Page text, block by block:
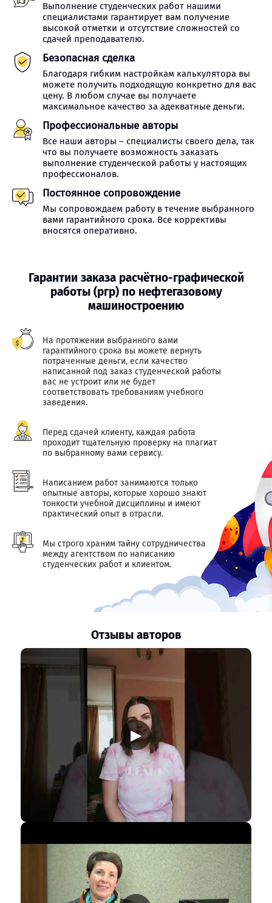
Выполнение студенческих работ нашими
специалистами гарантирует вам получение
высокой отметки и отсутствие сложностей со
сдачей преподавателю.
Безопасная сделка
Благодаря гибким настройкам калькулятора вы
можете получить подходящую конкретно для вас
цену. В любом случае вы получаете
максимальное качество за адекватные деньги.
Профессиональные авторы
Все наши авторы – специалисты своего дела, так
что вы получаете возможность заказать
выполнение студенческой работы у настоящих
профессионалов.
Постоянное сопровождение
Мы сопровождаем работу в течение выбранного
вами гарантийного срока. Все коррективы
вносятся оперативно.
Гарантии заказа расчётно-графической
работы (ргр) по нефтегазовому
машиностроению
На протяжении выбранного вами
гарантийного срока вы можете вернуть
потраченные деньги, если качество
написанной под заказ студенческой работы
вас не устроит или не будет
соответствовать требованиям учебного
заведения.
Перед сдачей клиенту, каждая работа
проходит тщательную проверку на плагиат
по выбранному вами сервису.
Написанием работ занимаются только
опытные авторы, которые хорошо знают
тонкости учебной дисциплины и имеют
практический опыт в отрасли.
Мы строго храним тайну сотрудничества
между агентством по написанию
студенческих работ и клиентом.
Отзывы авторов
▶